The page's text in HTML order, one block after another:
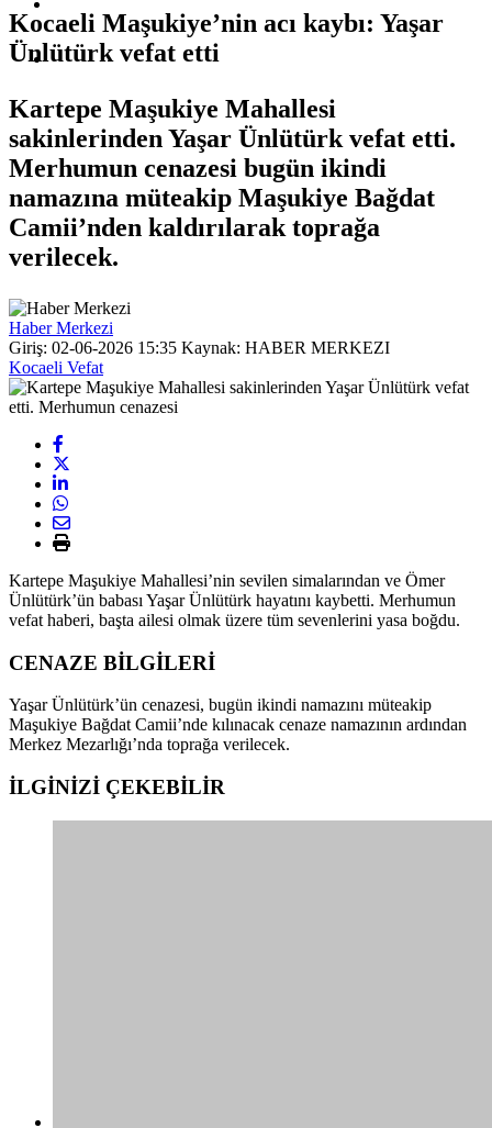
SAĞLIK
Kocaeli Maşukiye’nin acı kaybı: Yaşar
Ünlütürk vefat etti
Kartepe Maşukiye Mahallesi
sakinlerinden Yaşar Ünlütürk vefat etti.
Merhumun cenazesi bugün ikindi
namazına müteakip Maşukiye Bağdat
Camii’nden kaldırılarak toprağa
verilecek.
Haber Merkezi
Giriş: 02-06-2026 15:35 Kaynak: HABER MERKEZI
Kocaeli Vefat
Kartepe Maşukiye Mahallesi’nin sevilen simalarından ve Ömer
Ünlütürk’ün babası Yaşar Ünlütürk hayatını kaybetti. Merhumun
vefat haberi, başta ailesi olmak üzere tüm sevenlerini yasa boğdu.
CENAZE BİLGİLERİ
Yaşar Ünlütürk’ün cenazesi, bugün ikindi namazını müteakip
Maşukiye Bağdat Camii’nde kılınacak cenaze namazının ardından
Merkez Mezarlığı’nda toprağa verilecek.
İLGİNİZİ ÇEKEBİLİR